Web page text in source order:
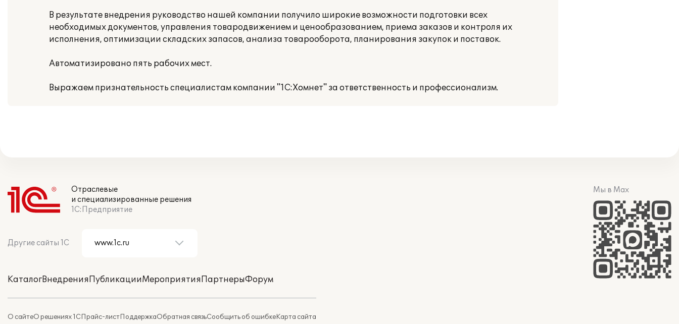
В результате внедрения руководство нашей компании получило широкие возможности подготовки всех
необходимых документов, управления товародвижением и ценообразованием, приема заказов и контроля их
исполнения, оптимизации складских запасов, анализа товарооборота, планирования закупок и поставок.
Автоматизировано пять рабочих мест.
Выражаем признательность специалистам компании "1С:Хомнет" за ответственность и профессионализм.
Отраслевые
и специализированные решения
1С:Предприятие
Другие сайты 1С
КаталогВнедренияПубликацииМероприятияПартнерыФорум
О сайтеО решениях 1СПрайс-листПоддержкаОбратная связьСообщить об ошибкеКарта сайта
Мы в Max